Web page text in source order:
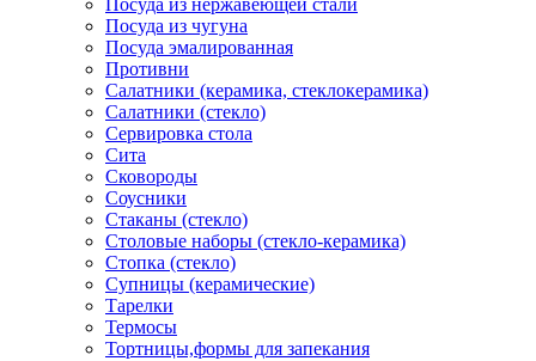
Посуда из нержавеющей стали
Посуда из чугуна
Посуда эмалированная
Противни
Салатники (керамика, стеклокерамика)
Салатники (стекло)
Сервировка стола
Сита
Сковороды
Соусники
Стаканы (стекло)
Столовые наборы (стекло-керамика)
Стопка (стекло)
Супницы (керамические)
Тарелки
Термосы
Тортницы,формы для запекания